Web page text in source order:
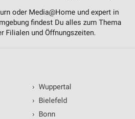
oder Media@Home und expert in
findest Du alles zum Thema
Filialen und Öffnungszeiten.
› Wuppertal
› Bielefeld
› Bonn